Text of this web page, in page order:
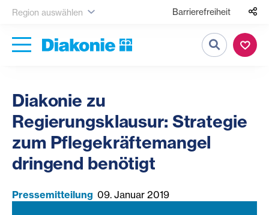
Region auswählen Barrierefreiheit
Suche
Diakonie zu
Regierungsklausur: Strategie
zum Pflegekräftemangel
dringend benötigt
Pressemitteilung 09. Januar 2019